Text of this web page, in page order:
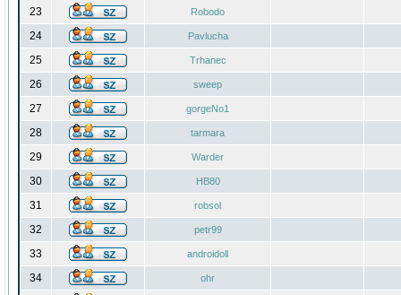
23 Robodo
24 Pavlucha
25 Trhanec
26 sweep
27 gorgeNo1
28 tarmara
29 Warder
30 HB80
31 robsol
32 petr99
33 androidoll
34 ohr